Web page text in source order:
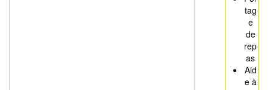
tag
e
de
rep
as
Aid
e à